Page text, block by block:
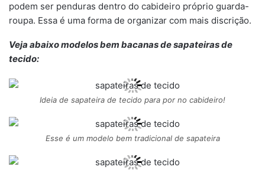
podem ser penduras dentro do cabideiro próprio guarda-
roupa. Essa é uma forma de organizar com mais discrição.
Veja abaixo modelos bem bacanas de sapateiras de
tecido:
Ideia de sapateira de tecido para por no cabideiro!
Esse é um modelo bem tradicional de sapateira